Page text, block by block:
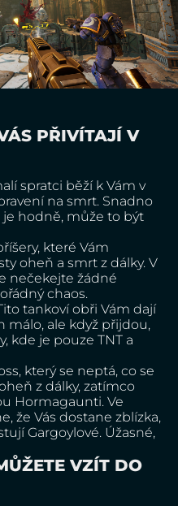
PŘIVÍTAJÍ V
spratci běží k Vám v
na smrt. Snadno
je hodně, může to být
které Vám
oheň a smrt z dálky. V
nečekejte žádné
chaos.
tankoví obři Vám dají
málo, ale když přijdou,
kde je pouze TNT a
který se neptá, co se
z dálky, zatímco
Hormagaunti. Ve
že Vás dostane zblízka,
Gargoylové. Úžasné,
VZÍT DO